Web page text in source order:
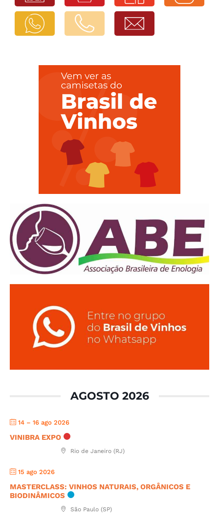
AGOSTO 2026
14 – 16 ago 2026
VINIBRA EXPO
Rio de Janeiro (RJ)
15 ago 2026
MASTERCLASS: VINHOS NATURAIS, ORGÂNICOS E
BIODINÂMICOS
São Paulo (SP)